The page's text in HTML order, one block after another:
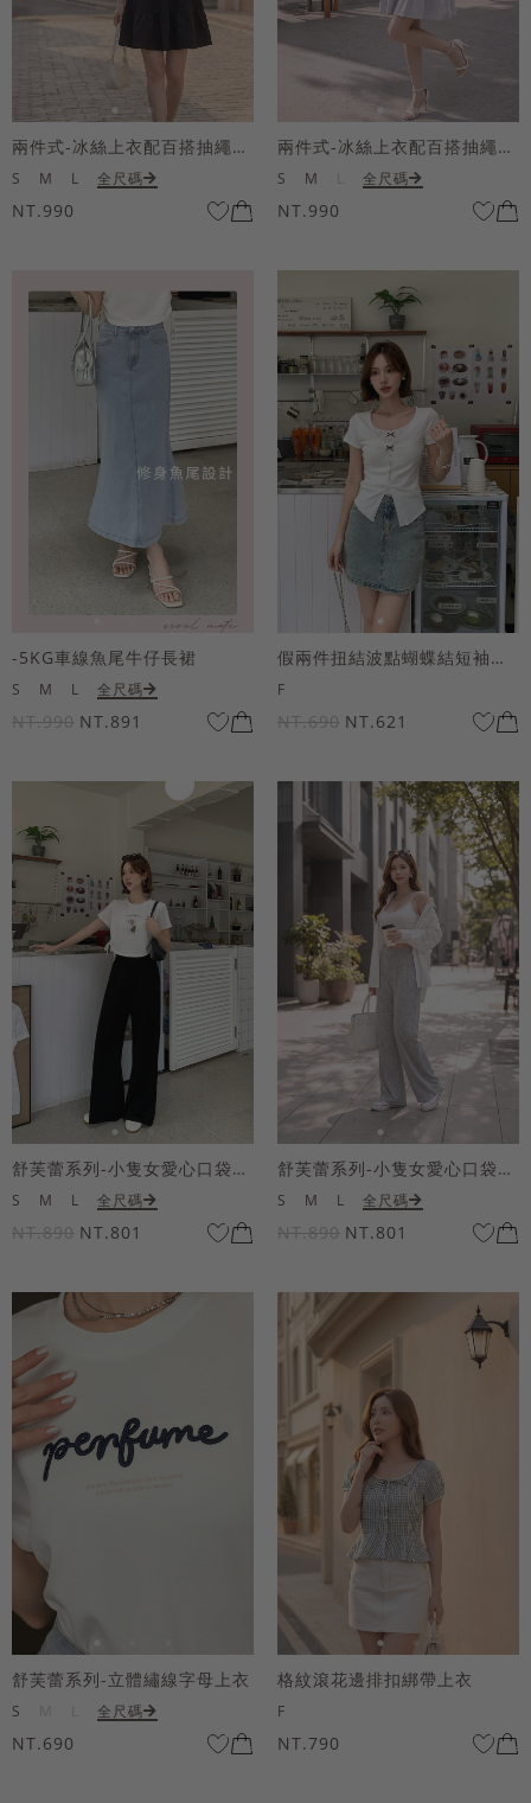
兩件式-冰絲上衣配百搭抽繩短洋裝
S M L 全尺碼
NT.990
兩件式-冰絲上衣配百搭抽繩短洋裝
S M 全尺碼
NT.990
-5KG車線魚尾牛仔長裙
S M L 全尺碼
NT.990 NT.891
假兩件扭結波點蝴蝶結短袖上衣
F
NT.690 NT.621
舒芙蕾系列-小隻女愛心口袋寬褲
S M L 全尺碼
NT.890 NT.801
舒芙蕾系列-小隻女愛心口袋寬褲
S M L 全尺碼
NT.890 NT.801
舒芙蕾系列-立體繡線字母上衣
S 全尺碼
NT.690
格紋滾花邊排扣綁帶上衣
F
NT.790